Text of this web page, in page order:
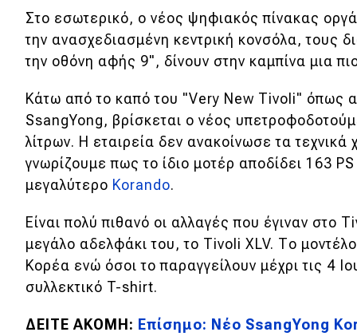
Νέα
Παρουσιάσεις
DRIVE Away
MOTO
Μεταχειρισμένο
Οδηγός αγοράς
Συμβουλές
Χρηστικά
Στο εσωτερικό, ο νέος ψηφιακός πίνακας
την ανασχεδιασμένη κεντρική κονσόλα, τους
την οθόνη αφής 9", δίνουν στην καμπίνα μια
Κάτω από το καπό του "Very New Tivoli" όπως
SsangYong, βρίσκεται ο νέος
λίτρων. Η εταιρεία δεν ανακοίνωσε τα τεχνικά
γνωρίζουμε πως το ίδιο μοτέρ αποδίδει 163
μεγαλύτερο Korando.
Είναι πολύ πιθανό οι αλλαγές που έγιναν στο
μεγάλο αδελφάκι του, το Tivoli XLV. Το
Κορέα ενώ όσοι το παραγγείλουν μέχρι τις 4
συλλεκτικό T-shirt.
ΔΕΙΤΕ ΑΚΟΜΗ: Επίσημο: Νέο SsangYong